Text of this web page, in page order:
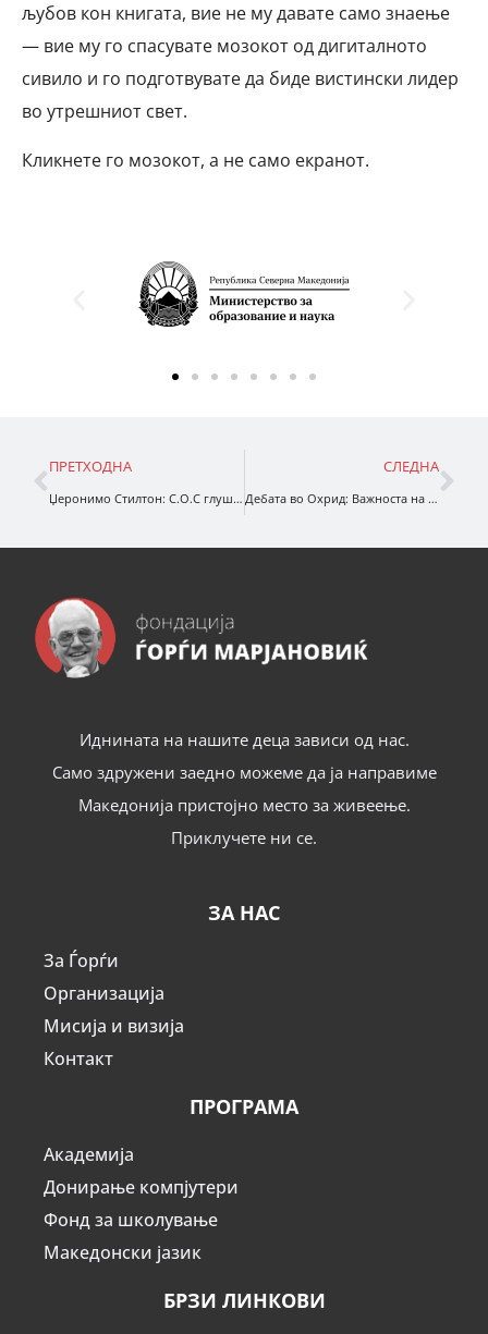
љубов кон книгата, вие не му давате само знаење
— вие му го спасувате мозокот од дигиталното
сивило и го подготвувате да биде вистински лидер
во утрешниот свет.
Кликнете го мозокот, а не само екранот.
ПРЕТХОДНА
Џеронимо Стилтон: С.О.С глушец во вселената
СЛЕДНА
Дебата во Охрид: Важноста на читањето во ерата на алгоритмите
Иднината на нашите деца зависи од нас.
Само здружени заедно можеме да ја направиме
Македонија пристојно место за живеење.
Приклучете ни се.
ЗА НАС
За Ѓорѓи
Организација
Мисија и визија
Контакт
ПРОГРАМА
Академија
Донирање компјутери
Фонд за школување
Македонски јазик
БРЗИ ЛИНКОВИ